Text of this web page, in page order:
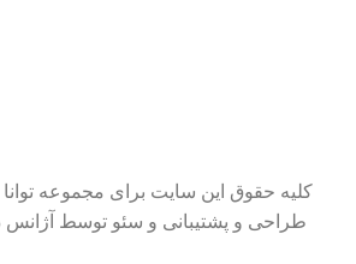
کلیه حقوق این سایت برای مجموعه
طراحی و پشتیبانی و سئو توسط آژانس